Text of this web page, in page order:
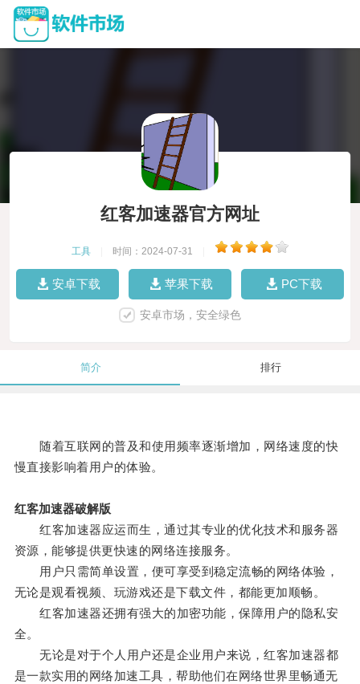
红客加速器官方网址
工具 时间：2024-07-31
安卓下载 苹果下载 PC下载
安卓市场，安全绿色
简介 排行
随着互联网的普及和使用频率逐渐增加，网络速度的快
慢直接影响着用户的体验。
红客加速器破解版
红客加速器应运而生，通过其专业的优化技术和服务器
资源，能够提供更快速的网络连接服务。
用户只需简单设置，便可享受到稳定流畅的网络体验，
无论是观看视频、玩游戏还是下载文件，都能更加顺畅。
红客加速器还拥有强大的加密功能，保障用户的隐私安
全。
无论是对于个人用户还是企业用户来说，红客加速器都
是一款实用的网络加速工具，帮助他们在网络世界里畅通无